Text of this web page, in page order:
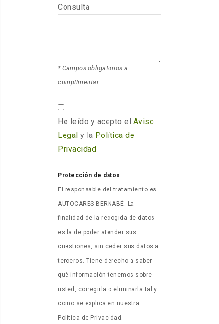
Consulta
* Campos obligatorios a
cumplimentar
He leído y acepto el Aviso
Legal y la Política de
Privacidad
Protección de datos
El responsable del tratamiento es
AUTOCARES BERNABÉ. La
finalidad de la recogida de datos
es la de poder atender sus
cuestiones, sin ceder sus datos a
terceros. Tiene derecho a saber
qué información tenemos sobre
usted, corregirla o eliminarla tal y
como se explica en nuestra
Política de Privacidad.